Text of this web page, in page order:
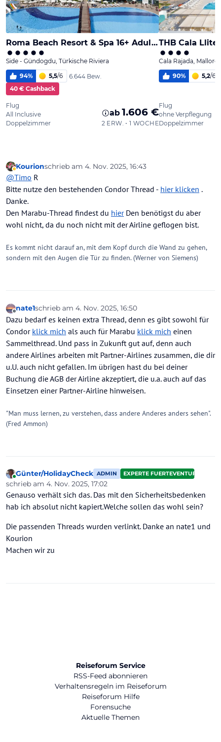
Abwesend
Kourionschrieb am 4. Nov. 2025, 16:43
zuletzt editiert von Kourion11. Apr. 2025, 16:52
@Timo R
Bitte nutze den bestehenden Condor Thread - hier klicken .
Danke.
Den Marabu-Thread findest du hierDen benötigst du aber
wohl nicht, da du noch nicht mit der Airline geflogen bist.
Es kommt nicht darauf an, mit dem Kopf durch die Wand zu gehen,
sondern mit den Augen die Tür zu finden. (Werner von Siemens)
Offline
nate1schrieb am 4. Nov. 2025, 16:50
zuletzt editiert von
Dazu bedarf es keinen extra Thread, denn es gibt sowohl für
Condor klick mich als auch für Marabu klick mich einen
Sammelthread. Und pass in Zukunft gut auf, denn auch
andere Airlines arbeiten mit Partner-Airlines zusammen, die dir
u.U. auch nicht gefallen. Im übrigen hast du bei deiner
Buchung die AGB der Airline akzeptiert, die u.a. auch auf das
Einsetzen einer Partner-Airline hinweisen.
"Man muss lernen, zu verstehen, dass andere Anderes anders sehen".
(Fred Ammon)
Online
Günter/HolidayCheck ADMIN EXPERTE FUERTEVENTURA
schrieb am 4. Nov. 2025, 17:02
zuletzt editiert von Günter/HolidayCheck
Genauso verhält sich das. Das mit den Sicherheitsbedenken
hab ich absolut nicht kapiert.Welche sollen das wohl sein?
Die passenden Threads wurden verlinkt. Danke an nate1 und
Kourion
Machen wir zu
Reiseforum Service
RSS-Feed abonnieren
Verhaltensregeln im Reiseforum
Reiseforum Hilfe
Forensuche
Aktuelle Themen